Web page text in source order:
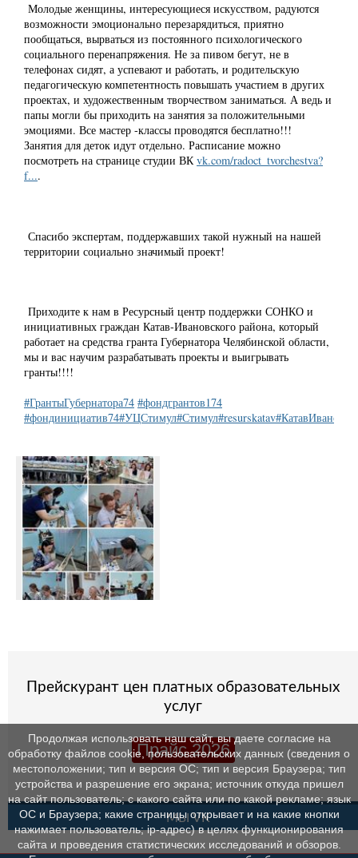
Молодые женщины, интересующиеся искусством, радуются
возможности эмоционально перезарядиться, приятно
пообщаться, вырваться из постоянного психологического
социального перенапряжения. Не за пивом бегут, не в
телефонах сидят, а успевают и работать, и родительскую
педагогическую компетентность повышать участием в других
проектах, и художественным творчеством заниматься. А ведь и
папы могли бы приходить на занятия за положительными
эмоциями. Все мастер -классы проводятся бесплатно!!!
Занятия для деток идут отдельно. Расписание можно
посмотреть на странице студии ВКvk.com/radoct_tvorchestva?
f....
Спасибо экспертам, поддержавших такой нужный на нашей
территории социально значимый проект!
Приходите к нам в Ресурсный центр поддержки СОНКО и
инициативных граждан Катав-Ивановского района, который
работает на средства гранта Губернатора Челябинской области,
мы и вас научим разрабатывать проекты и выигрывать
гранты!!!!
#ГрантыГубернатора74 #фондгрантов174
#фондинициатив74#УЦСтимул#Стимул#resurskatav
Прейскурант цен платных образовательных
услуг
Прайс 2026
МЫ VK
Продолжая использовать наш сайт, вы даете согласие на
обработку файлов cookie, пользовательских данных (сведения о
местоположении; тип и версия ОС; тип и версия Браузера; тип
устройства и разрешение его экрана; источник откуда пришел
на сайт пользователь; с какого сайта или по какой рекламе; язык
ОС и Браузера; какие страницы открывает и на какие кнопки
нажимает пользователь; ip-адрес) в целях функционирования
сайта и проведения статистических исследований и обзоров.